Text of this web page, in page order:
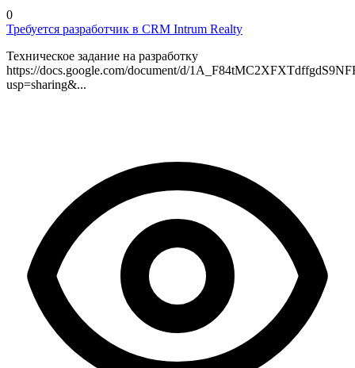
0
Требуется разработчик в CRM Intrum Realty
Техническое задание на разработку
https://docs.google.com/document/d/
usp=sharing&...